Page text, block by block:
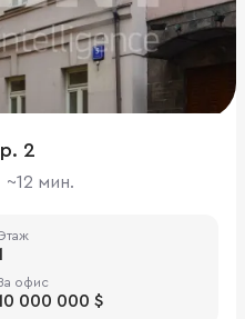
2
~12 мин.
офис
000 000 $